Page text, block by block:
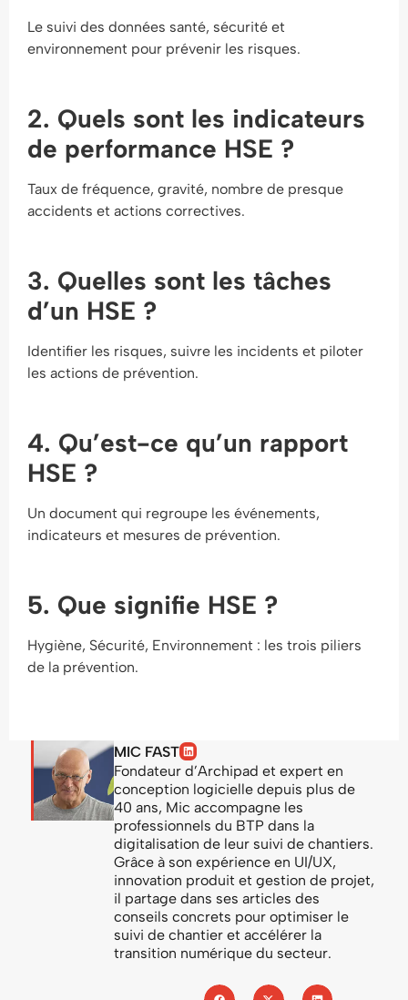
Le suivi des données santé, sécurité et
environnement pour prévenir les risques.
2. Quels sont les indicateurs
de performance HSE ?
Taux de fréquence, gravité, nombre de presque
accidents et actions correctives.
3. Quelles sont les tâches
d’un HSE ?
Identifier les risques, suivre les incidents et piloter
les actions de prévention.
4. Qu’est-ce qu’un rapport
HSE ?
Un document qui regroupe les événements,
indicateurs et mesures de prévention.
5. Que signifie HSE ?
Hygiène, Sécurité, Environnement : les trois piliers
de la prévention.
MIC FAST
Fondateur d’Archipad et expert en
conception logicielle depuis plus de
40 ans, Mic accompagne les
professionnels du BTP dans la
digitalisation de leur suivi de chantiers.
Grâce à son expérience en UI/UX,
innovation produit et gestion de projet,
il partage dans ses articles des
conseils concrets pour optimiser le
suivi de chantier et accélérer la
transition numérique du secteur.